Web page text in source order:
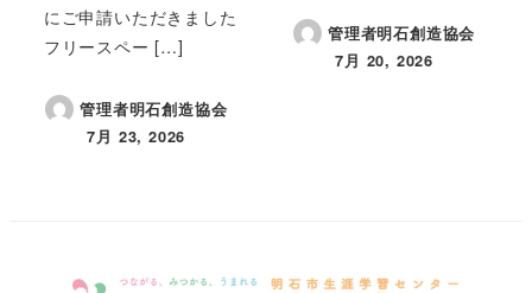
にご申請いただきました
フリースペー […]
管理者明石創造協会
投稿日
7月 23, 2026
管理者明石創造協会
投稿日
7月 20, 2026